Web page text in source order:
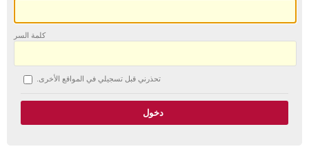
كلمة السر
تحذرني قبل تسجيلي في المواقع الأخرى.